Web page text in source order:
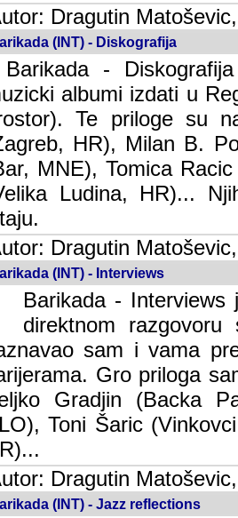
Dragutin
(INT) - Diskografija
Barikada -
albumi izdati u
Te priloge su
HR), Milan B.
MNE), Tomica
Ludina, HR)...
Dragutin
(INT) - Interviews
Barikada -
direktnom
sam i vama
Gro priloga
Gradjin (Backa
Toni Šaric
Dragutin
(INT) - Jazz reflections